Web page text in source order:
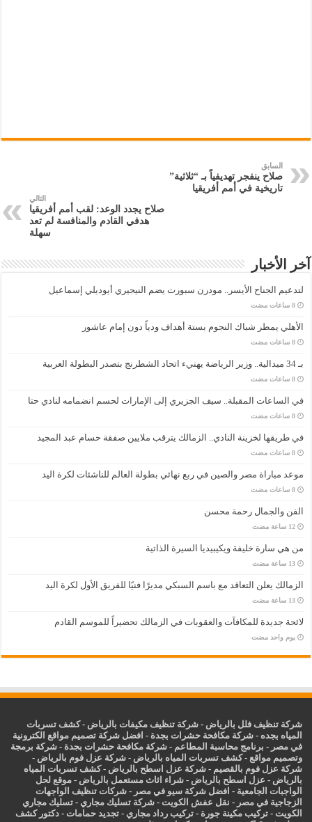
السابق
صلاح ينفجر تهديفياً بـ “ثلاثية”
تاريخية في أمم أفريقيا
التالي
صلاح يجدد الوعد: لقب أمم أفريقيا
هدفي القادم والمنافسة لم تعد
سهلة
آخر الأخبار
لتدعيم الجناح الأيسر.. مودرن سبورت يضم النيجيري أيوديلي إسماعيل
‏8 ساعات مضت
الأهلي يمطر شباك النجوم بستة أهداف ودياً دون إمام عاشور
‏8 ساعات مضت
بـ 34 ميدالية.. وزير الرياضة يهنيء اتحاد الشطرنج بتصدر البطولة العربية
‏8 ساعات مضت
في الساعات المقبلة.. سيف الجزيري إلى الإمارات لحسم انضمامه لنادي حتا
‏8 ساعات مضت
في طريقها لخزينة النادي.. الزمالك يترقب ملايين صفقة حسام عبد المجيد
‏8 ساعات مضت
موعد مباراة مصر والصين في ربع نهائي بطولة العالم للناشئات لكرة اليد
‏8 ساعات مضت
الفن والجمال رحمة محسن
‏12 ساعة مضت
من هي سارة خليفة ويكيبيديا السيرة الذاتية
‏13 ساعة مضت
الزمالك يعلن التعاقد مع باسم السبكي مديرًا فنيًا للفريق الأول لكرة اليد
‏13 ساعة مضت
لائحة جديدة للمكافآت والعقوبات في الزمالك تحضيراً للموسم القادم
‏يوم واحد مضت
شركة تنظيف فلل بالرياض -شركة تنظيف مكيفات بالرياض -كشف تسربات
المياه بجده -شركة مكافحة حشرات بجدة - افضل شركة تصميم مواقع الكترونية
في مصر - برنامج محاسبة المطاعم -شركة مكافحة حشرات بجدة -شركة برمجة
وتصميم مواقع -كشف تسربات المياه بالرياض -شركة عزل فوم بالرياض -
شركة عزل فوم بالقصيم -شركة عزل اسطح بالرياض -كشف تسربات المياه
بالرياض - عزل اسطح بالرياض -شراء اثاث مستعمل بالرياض - موقع لحل
الواجبات الجامعية - افضل شركة سيو في مصر -شركات تنظيف الواجهات
الزجاجية في مصر - نقل عفش الكويت -شركة تسليك مجاري -تسليك مجاري
الكويت -تركيب مكينة جورة -تركيب رداد مجاري -تجديد حمامات -دكتور كشف